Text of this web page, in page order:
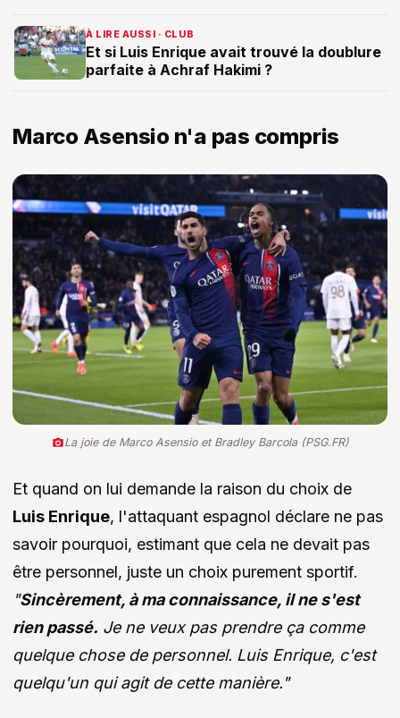
À LIRE AUSSI · CLUB
Et si Luis Enrique avait trouvé la doublure
parfaite à Achraf Hakimi ?
Marco Asensio n'a pas compris
La joie de Marco Asensio et Bradley Barcola (PSG.FR)
Et quand on lui demande la raison du choix de
Luis Enrique, l'attaquant espagnol déclare ne pas
savoir pourquoi, estimant que cela ne devait pas
être personnel, juste un choix purement sportif.
"Sincèrement, à ma connaissance, il ne s'est
rien passé. Je ne veux pas prendre ça comme
quelque chose de personnel. Luis Enrique, c'est
quelqu'un qui agit de cette manière."